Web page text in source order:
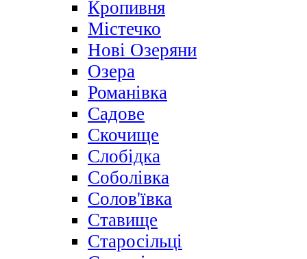
Кропивня
Містечко
Нові Озеряни
Озера
Романівка
Садове
Скочище
Слобідка
Соболівка
Солов'ївка
Ставище
Старосільці